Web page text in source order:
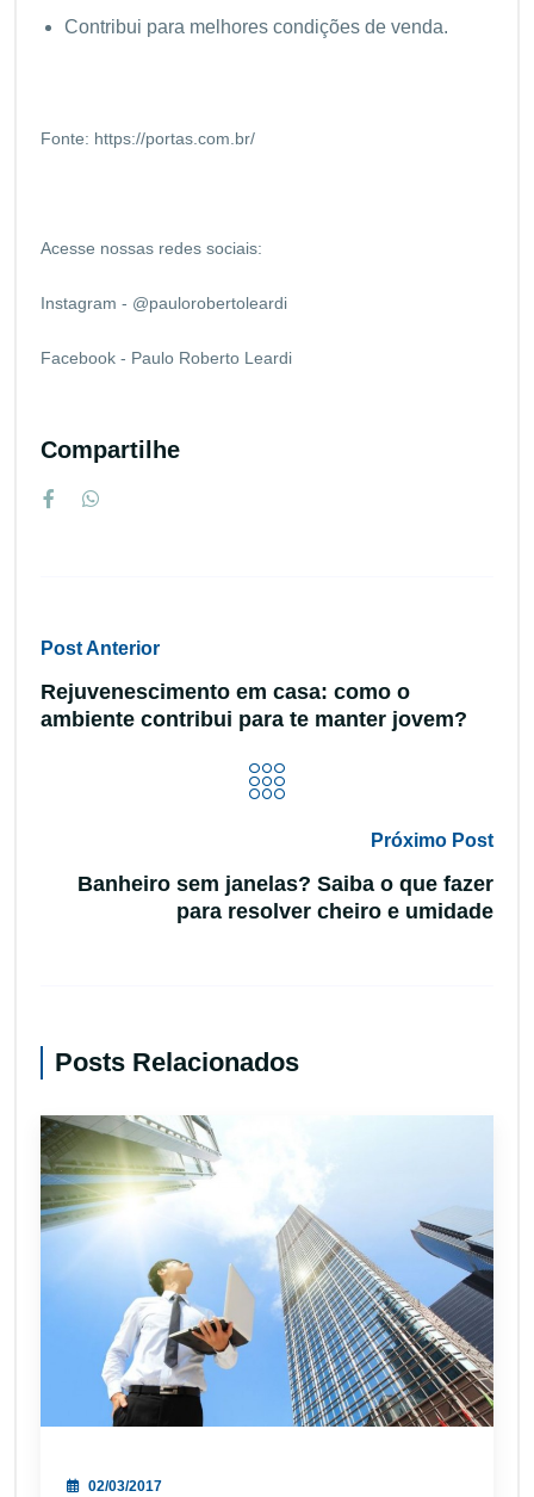
Contribui para melhores condições de venda.
Fonte: https://portas.com.br/
Acesse nossas redes sociais:
Instagram - @paulorobertoleardi
Facebook - Paulo Roberto Leardi
Compartilhe
Post Anterior
Rejuvenescimento em casa: como o
ambiente contribui para te manter jovem?
Próximo Post
Banheiro sem janelas? Saiba o que fazer
para resolver cheiro e umidade
Posts Relacionados
02/03/2017